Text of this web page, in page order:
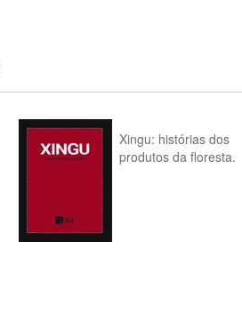
Xingu: histórias dos
produtos da floresta.